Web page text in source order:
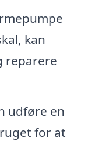
kan
reparere
udføre en
for at